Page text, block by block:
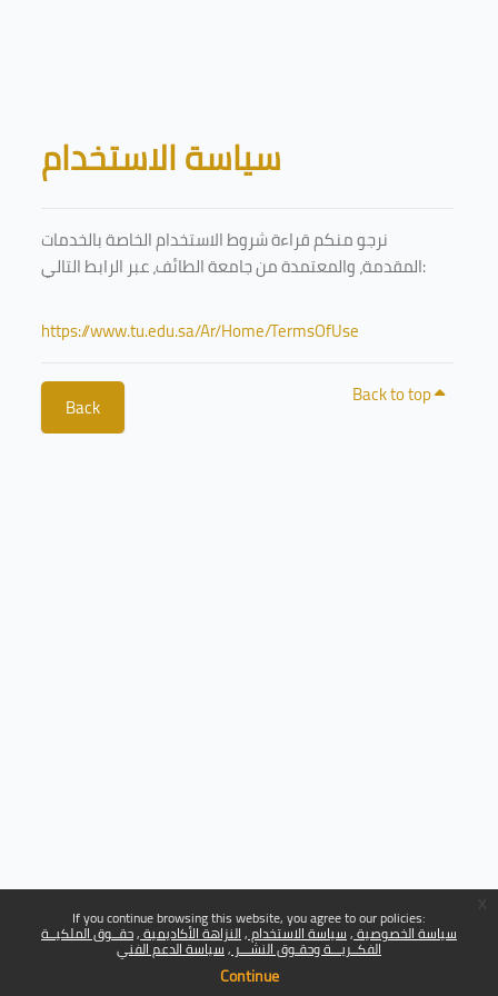
If you continue browsing this website, you agree to our policies:
سياسة الخصوصية سياسة الاستخدام النزاهة الأكاديمية حقــوق الملكيــة
الفكــريـــة وحقـوق النشـــر سياسة الدعم الفني
Continue
Blocks
سياسة الاستخدام
نرجو منكم قراءة شروط الاستخدام الخاصة بالخدمات
المقدمة، والمعتمدة من جامعة الطائف، عبر الرابط التالي:
https://www.tu.edu.sa/Ar/Home/TermsOfUse
Back Back to top